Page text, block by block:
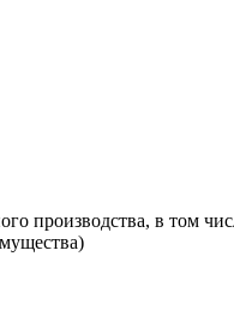
производства, в том